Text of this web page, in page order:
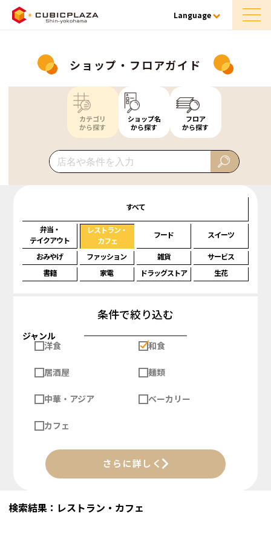
Language
ショップ・フロアガイド
カテゴリ
から探す
ショップ名
から探す
フロア
から探す
すべて
弁当・
テイクアウト
レストラン・
カフェ
フード スイーツ
おみやげ ファッション 雑貨
サービス
書籍
家電 ドラッグストア 生花
条件で絞り込む
ジャンル
洋食
和食
居酒屋 麺類
中華・アジア ベーカリー
カフェ
さらに詳しく
検索結果：レストラン・カフェ